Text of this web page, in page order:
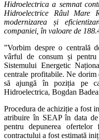
Hidroelectrica a semnat
Hidroelectrice Râul Mare
modernizarea și
companiei, în valoare de
”Vorbim despre o centrală
vârful de consum și pentru
Sistemului Energetic
centrale profitabile. Ne dorim
să ajungă în poziția pe
Hidroelectrica, Bogdan
Procedura de achiziție a fost
atribuire în SEAP în data
pentru depunerea
contractului a fost estimată